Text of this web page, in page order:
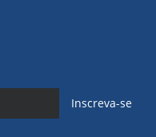
Inscreva-se